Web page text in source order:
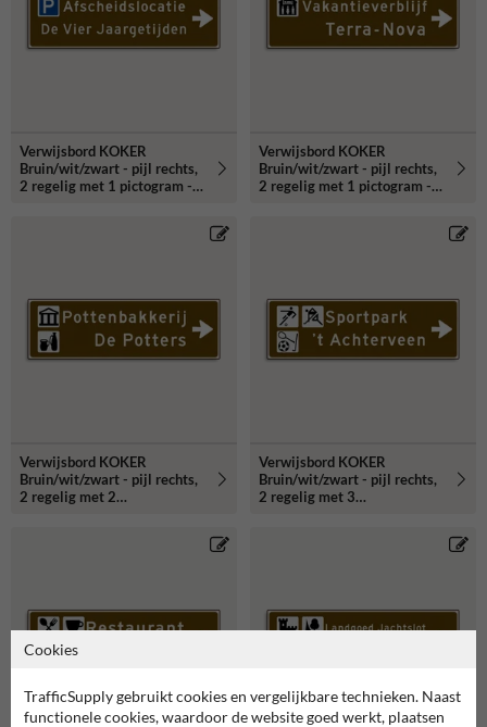
Verwijsbord KOKER
Bruin/wit/zwart - pijl rechts,
2 regelig met 1 pictogram -
Verwijsbord KOKER
Bruin/wit/zwart - pijl rechts,
2 regelig met 1 pictogram -
Verwijsbord KOKER
Bruin/wit/zwart - pijl rechts,
2 regelig met 2
Verwijsbord KOKER
Bruin/wit/zwart - pijl rechts,
2 regelig met 3
Cookies
TrafficSupply gebruikt cookies en vergelijkbare technieken. Naast
functionele cookies, waardoor de website goed werkt, plaatsen